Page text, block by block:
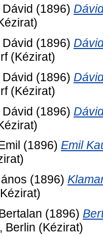
(1896)
Dávid (1896)
(Kézirat)
Dávid (1896)
(Kézirat)
Dávid (1896)
(1896) Emil
(1896)
(1896)
, Berlin (Kézirat)